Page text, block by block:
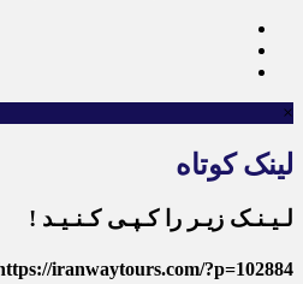
×
لینک کوتاه
لـیـنـک زیـر را کـپـی کـنـیـد !
iranwaytours.com/?p=102884